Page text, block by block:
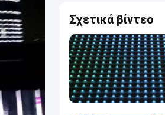
Σχετικά βίντεο